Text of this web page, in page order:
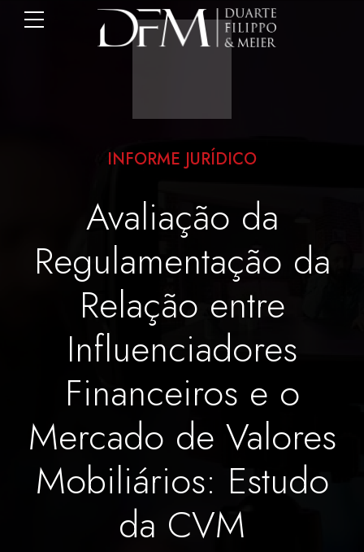
INFORME JURÍDICO
Avaliação da
Regulamentação da
Relação entre
Influenciadores
Financeiros e o
Mercado de Valores
Mobiliários: Estudo
da CVM